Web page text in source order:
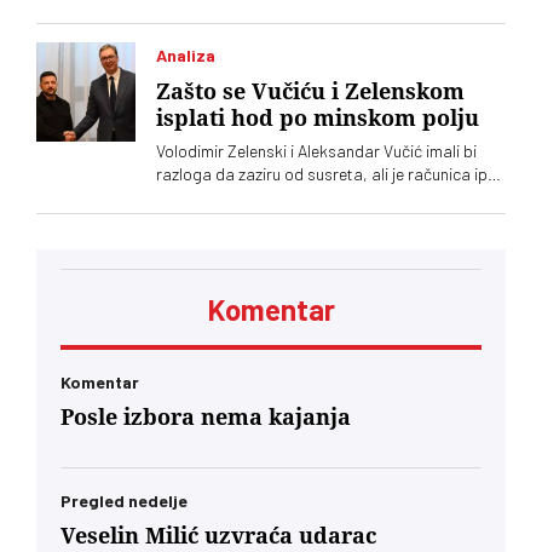
Analiza
Zašto se Vučiću i Zelenskom
isplati hod po minskom polju
Volodimir Zelenski i Aleksandar Vučić imali bi
razloga da zaziru od susreta, ali je računica ipak
trebaju municija i dronovi
Komentar
Komentar
Posle izbora nema kajanja
Pregled nedelje
Veselin Milić uzvraća udarac